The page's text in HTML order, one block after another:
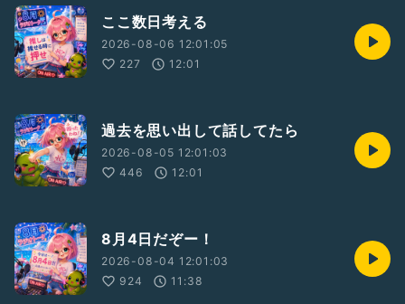
ここ数日考える
2026-08-06 12:01:05
227
12:01
過去を思い出して話してたら
2026-08-05 12:01:03
446
12:01
8月4日だぞー！
2026-08-04 12:01:03
924
11:38